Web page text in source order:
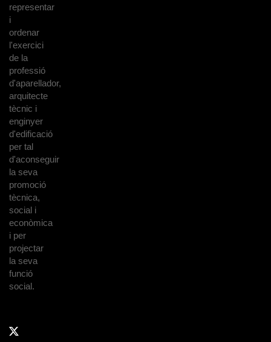
representar
i
ordenar
l'exercici
de la
professió
d'aparellador,
arquitecte
tècnic i
enginyer
d'edificació
per tal
d'aconseguir
la seva
promoció
tècnica,
social i
econòmica
i per
projectar
la seva
funció
social.